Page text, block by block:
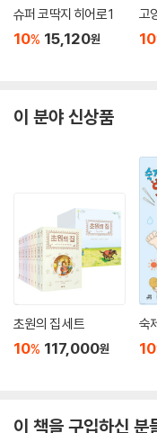
뒤에 숨은 상구를 놀래 주
“기다려라. 히히히.” 말풍선
(!)’를 유아용 교재에서나
김동수는 《감기 걸린 날》
탁월하고, 아이 캐릭터를
보기 드물게 동심이 살아
이번 《할머니 집에서》 역
언뜻 보기엔 단숨에 쓱싹
코 허투루 그린 그림이 아
다른 이야기이긴 하지만,
특징이며 밭둑이나 닭장 모
나 애를 먹었다고 합니다.
보는 사람이야 무심코 지나
빛이 돈다는 것, 식물마다
례가 다르다는 것 들이 그
슈퍼 코딱지 히어로 1
10% 15,120원
고
10
이 분야 신상품
초원의 집 세트
10% 117,000원
숙
10
이 책을 구입하신 분